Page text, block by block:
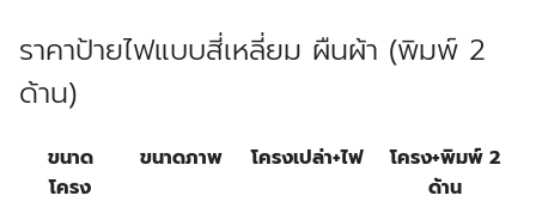
ราคาป้ายไฟแบบสี่เหลี่ยม ผืนผ้า (พิมพ์ 2
ด้าน)
ขนาด
โครง
ขนาดภาพ โครงเปล่า+ไฟ
โครง+พิมพ์ 2
ด้าน